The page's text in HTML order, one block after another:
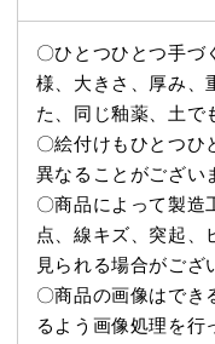
〇ひとつひとつ手づ
様、大きさ、厚み、
た、同じ釉薬、土で
〇絵付けもひとつひ
異なることがござい
〇商品によって製造
点、線キズ、突起、
見られる場合がござ
〇商品の画像はでき
るよう画像処理を行